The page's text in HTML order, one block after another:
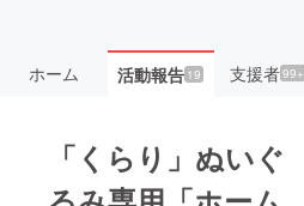
ホーム 活動報告19 支援者99+
「くらり」ぬいぐ